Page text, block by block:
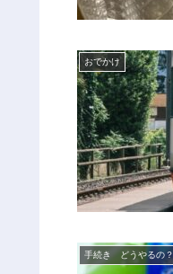
おでかけ
手続き どうやるの？